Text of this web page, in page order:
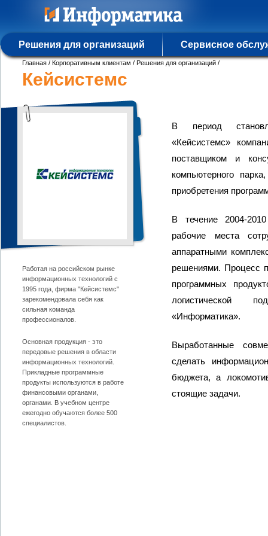
Решения для организаций Сервисное
Главная / Корпоративным клиентам / Решения для организаций /
Кейсистемс
Работая на российском рынке
информационных технологий с
1995 года, фирма "Кейсистемс"
зарекомендовала себя как
сильная команда
профессионалов.
Основная продукция - это
передовые решения в области
информационных технологий.
Прикладные программные
продукты используются в работе
финансовыми органами,
органами. В учебном центре
ежегодно обучаются более 500
специалистов.
В период
«Кейсистемс»
поставщиком и
компьютерного
приобретения
В течение 2004-
рабочие места
аппаратными
решениями. Процесс
программных
логистической
«Информатика».
Выработанные
сделать
бюджета, а
стоящие задачи.